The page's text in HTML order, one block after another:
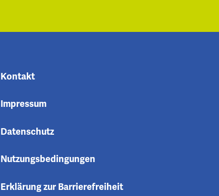
Kontakt
Impressum
Datenschutz
Nutzungsbedingungen
Erklärung zur Barrierefreiheit